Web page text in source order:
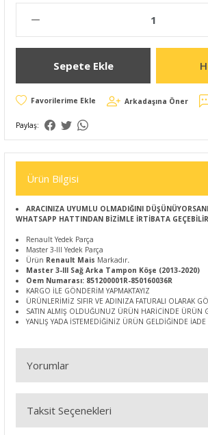
Sepete Ekle
Arkadaşına Öner
Paylaş:
Ürün Bilgisi
ARACINIZA UYUMLU OLMADIĞINI
WHATSAPP HATTINDAN BİZİMLE İRTİBATA
Renault Yedek Parça
Master 3-III Yedek Parça
Ürün Renault Mais Markadır.
Master 3-III Sağ Arka Tampon Köşe (2013-2020)
Oem Numarası: 851200001R-850160036R
KARGO İLE GÖNDERİM YAPMAKTAYIZ
ÜRÜNLERİMİZ SIFIR VE ADINIZA FATURALI OLARAK
SATIN ALMIŞ OLDUĞUNUZ ÜRÜN HARİCİNDE ÜRÜN
YANLIŞ YADA İSTEMEDİĞİNİZ ÜRÜN GELDİĞİNDE
Yorumlar
Bu ürüne ilk yorumu siz
Taksit Seçenekleri